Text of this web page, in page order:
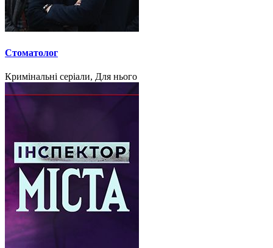
Стоматолог
Кримінальні серіали, Для нього